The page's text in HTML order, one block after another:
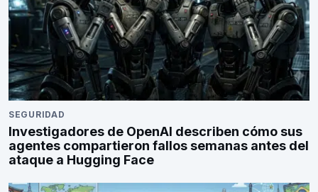
SEGURIDAD
Investigadores de OpenAI describen cómo sus
agentes compartieron fallos semanas antes del
ataque a Hugging Face